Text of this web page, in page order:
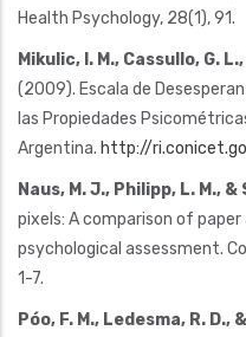
Health Psychology, 28(1), 91.
Mikulic, I. M., Cassullo, G.
(2009). Escala de
las Propiedades
Argentina. http://
Naus, M. J., Philipp, L. M., &
pixels: A comparison of
psychological assessment.
1-7.
Póo, F. M., Ledesma, R. D.,